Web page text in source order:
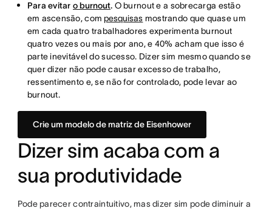
Para evitaro burnout. O burnout e a sobrecarga estão
em ascensão, compesquisas mostrando que quase um
em cada quatro trabalhadores experimenta burnout
quatro vezes ou mais por ano, e 40% acham que isso é
parte inevitável do sucesso. Dizer sim mesmo quando se
quer dizer não pode causar excesso de trabalho,
ressentimento e, se não for controlado, pode levar ao
burnout.
Crie um modelo de matriz de Eisenhower
Dizer sim acaba com a
sua produtividade
Pode parecer contraintuitivo, mas dizer sim pode diminuir a